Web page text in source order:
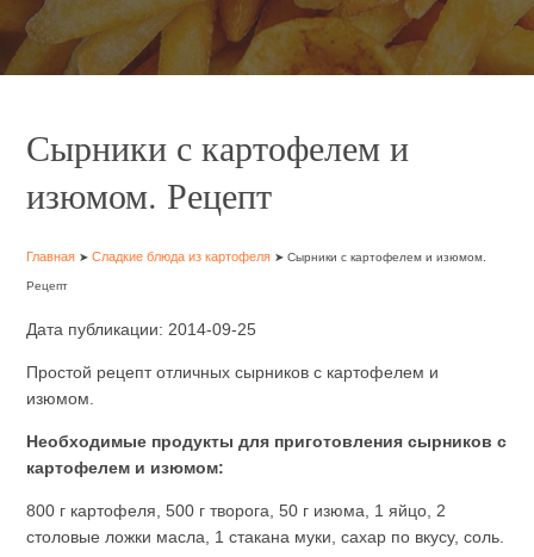
Сырники с картофелем и
изюмом. Рецепт
Главная ➤Сладкие блюда из картофеля ➤ Сырники с картофелем и изюмом.
Рецепт
Дата публикации: 2014-09-25
Простой рецепт отличных сырников с картофелем и
изюмом.
Необходимые продукты для приготовления сырников с
картофелем и изюмом:
800 г картофеля, 500 г творога, 50 г изюма, 1 яйцо, 2
столовые ложки масла, 1 стакана муки, сахар по вкусу, соль.